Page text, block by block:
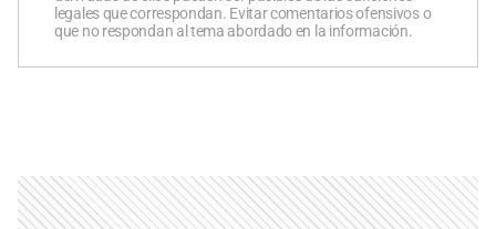
legales que correspondan. Evitar comentarios ofensivos o
que no respondan al tema abordado en la información.